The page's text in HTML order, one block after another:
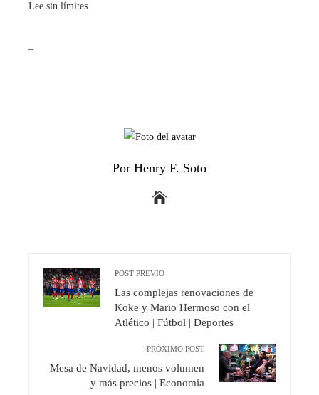
Lee sin límites
Por Henry F. Soto
POST PREVIO
Las complejas renovaciones de
Koke y Mario Hermoso con el
Atlético | Fútbol | Deportes
PRÓXIMO POST
Mesa de Navidad, menos volumen
y más precios | Economía